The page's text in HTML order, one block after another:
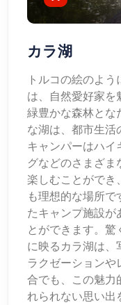
カラ湖
トルコの絵のよ
は、自然愛好家を
緑豊かな森林とな
な湖は、都市生活
キャンパーはハ
グなどのさまざ
楽しむことができ
も理想的な場所
たキャンプ施設が
とができます。
に映るカラ湖は、
ラクゼーション
合でも、この魅力
れられない思い出